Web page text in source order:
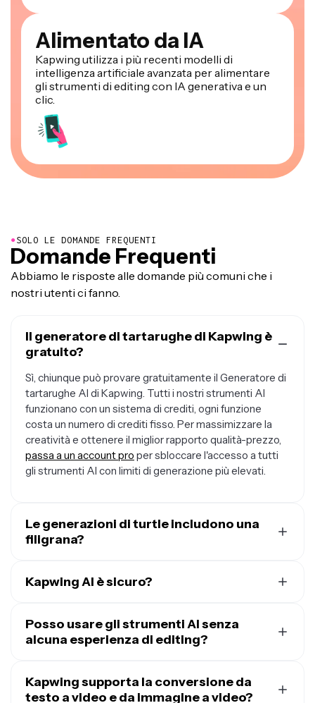
Alimentato da IA
Kapwing utilizza i più recenti modelli di
intelligenza artificiale avanzata per alimentare
gli strumenti di editing con IA generativa e un
clic.
●SOLO LE DOMANDE FREQUENTI
Domande Frequenti
Abbiamo le risposte alle domande più comuni che i
nostri utenti ci fanno.
Il generatore di tartarughe di Kapwing è
gratuito?
Sì, chiunque può provare gratuitamente il Generatore di
tartarughe AI di Kapwing. Tutti i nostri strumenti AI
funzionano con un sistema di crediti, ogni funzione
costa un numero di crediti fisso. Per massimizzare la
creatività e ottenere il miglior rapporto qualità-prezzo,
passa a un account pro per sbloccare l'accesso a tutti
gli strumenti AI con limiti di generazione più elevati.
Le generazioni di turtle includono una
filigrana?
tuoi export — inclusi i contenuti con animali generati
completamente rimossa dai tuoi lavori.
Kapwing AI è sicuro?
dei dati. Abbiamo linee guida di moderazione rigorose,
politiche etiche e misure di sicurezza in atto per
l'Informativa sulla privacydi Kapwing sul nostro sito
web.
Posso usare gli strumenti AI senza
alcuna esperienza di editing?
tutti i livelli. Che tu stia creando il tuo primo progetto
video o producendo contenuti professionalmente, gli
Kapwing supporta la conversione da
testo a video e da immagine a video?